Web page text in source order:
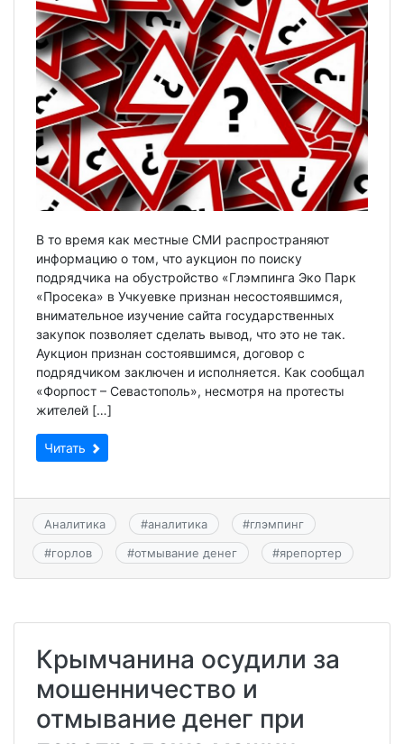
В то время как местные СМИ распространяют
информацию о том, что аукцион по поиску
подрядчика на обустройство «Глэмпинга Эко Парк
«Просека» в Учкуевке признан несостоявшимся,
внимательное изучение сайта государственных
закупок позволяет сделать вывод, что это не так.
Аукцион признан состоявшимся, договор с
подрядчиком заключен и исполняется. Как сообщал
«Форпост – Севастополь», несмотря на протесты
жителей […]
Читать
Аналитика #аналитика #глэмпинг
#горлов #отмывание денег #ярепортер
Крымчанина осудили за
мошенничество и
отмывание денег при